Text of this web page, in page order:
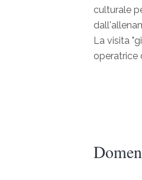
culturale
La visita
operatrice